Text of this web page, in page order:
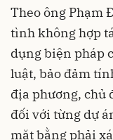
Theo ông Phạm
tình không hợp
dụng biện pháp
luật, bảo đảm
địa phương, chủ
đối với từng dự
mặt bằng phải